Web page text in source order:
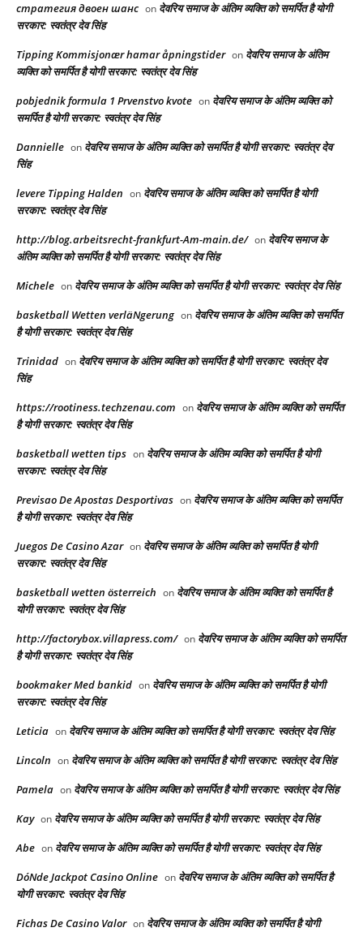
стратегия двоен шанс on देवरिय समाज के अंतिम व्यक्ति को समर्पित है योगी
सरकार: स्वतंत्र देव सिंह
Tipping Kommisjonær hamar åpningstider on देवरिय समाज के अंतिम
व्यक्ति को समर्पित है योगी सरकार: स्वतंत्र देव सिंह
pobjednik formula 1 Prvenstvo kvote on देवरिय समाज के अंतिम व्यक्ति को
समर्पित है योगी सरकार: स्वतंत्र देव सिंह
Dannielle on देवरिय समाज के अंतिम व्यक्ति को समर्पित है योगी सरकार: स्वतंत्र देव
सिंह
levere Tipping Halden on देवरिय समाज के अंतिम व्यक्ति को समर्पित है योगी
सरकार: स्वतंत्र देव सिंह
http://blog.arbeitsrecht-frankfurt-Am-main.de/ on देवरिय समाज के
अंतिम व्यक्ति को समर्पित है योगी सरकार: स्वतंत्र देव सिंह
Michele on देवरिय समाज के अंतिम व्यक्ति को समर्पित है योगी सरकार: स्वतंत्र देव सिंह
basketball Wetten verläNgerung on देवरिय समाज के अंतिम व्यक्ति को समर्पित
है योगी सरकार: स्वतंत्र देव सिंह
Trinidad on देवरिय समाज के अंतिम व्यक्ति को समर्पित है योगी सरकार: स्वतंत्र देव
सिंह
https://rootiness.techzenau.com on देवरिय समाज के अंतिम व्यक्ति को समर्पित
है योगी सरकार: स्वतंत्र देव सिंह
basketball wetten tips on देवरिय समाज के अंतिम व्यक्ति को समर्पित है योगी
सरकार: स्वतंत्र देव सिंह
Previsao De Apostas Desportivas on देवरिय समाज के अंतिम व्यक्ति को समर्पित
है योगी सरकार: स्वतंत्र देव सिंह
Juegos De Casino Azar on देवरिय समाज के अंतिम व्यक्ति को समर्पित है योगी
सरकार: स्वतंत्र देव सिंह
basketball wetten österreich on देवरिय समाज के अंतिम व्यक्ति को समर्पित है
योगी सरकार: स्वतंत्र देव सिंह
http://factorybox.villapress.com/ on देवरिय समाज के अंतिम व्यक्ति को समर्पित
है योगी सरकार: स्वतंत्र देव सिंह
bookmaker Med bankid on देवरिय समाज के अंतिम व्यक्ति को समर्पित है योगी
सरकार: स्वतंत्र देव सिंह
Leticia on देवरिय समाज के अंतिम व्यक्ति को समर्पित है योगी सरकार: स्वतंत्र देव सिंह
Lincoln on देवरिय समाज के अंतिम व्यक्ति को समर्पित है योगी सरकार: स्वतंत्र देव सिंह
Pamela on देवरिय समाज के अंतिम व्यक्ति को समर्पित है योगी सरकार: स्वतंत्र देव सिंह
Kay on देवरिय समाज के अंतिम व्यक्ति को समर्पित है योगी सरकार: स्वतंत्र देव सिंह
Abe on देवरिय समाज के अंतिम व्यक्ति को समर्पित है योगी सरकार: स्वतंत्र देव सिंह
DóNde Jackpot Casino Online on देवरिय समाज के अंतिम व्यक्ति को समर्पित है
योगी सरकार: स्वतंत्र देव सिंह
Fichas De Casino Valor on देवरिय समाज के अंतिम व्यक्ति को समर्पित है योगी